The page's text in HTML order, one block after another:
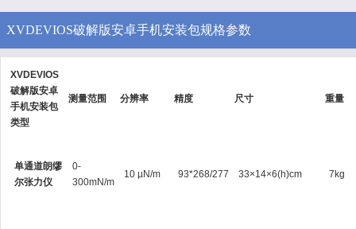
XVDEVIOS破解版安卓手机安装包规格参数
XVDEVIOS
破解版安卓
手机安装包
类型
测量范围 分辨率 精度 尺寸 重量
单通道朗缪
尔张力仪
0-
300mN/m
10 µN/m 93*268/277 33×14×6(h)cm 7kg